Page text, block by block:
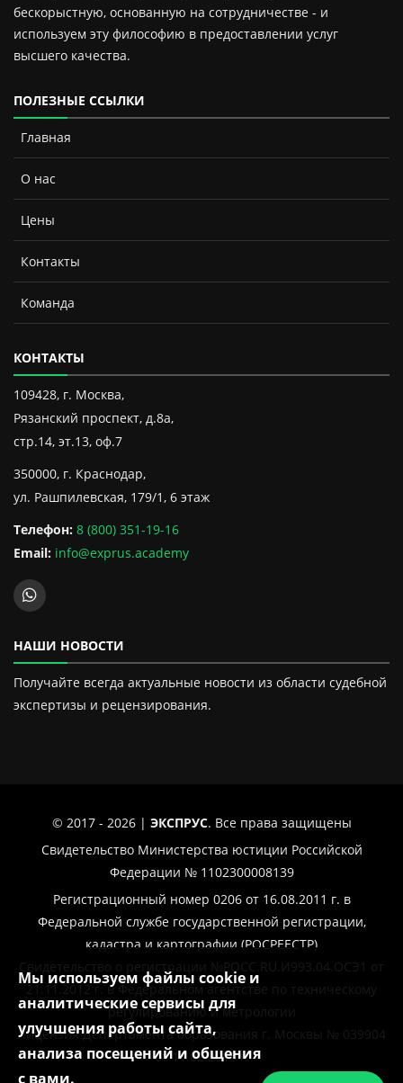
бескорыстную, основанную на сотрудничестве - и
используем эту философию в предоставлении услуг
высшего качества.
ПОЛЕЗНЫЕ ССЫЛКИ
Главная
О нас
Цены
Контакты
Команда
КОНТАКТЫ
109428, г. Москва,
Рязанский проспект, д.8а,
стр.14, эт.13, оф.7
350000, г. Краснодар,
ул. Рашпилевская, 179/1, 6 этаж
Телефон: 8 (800) 351-19-16
Email: info@exprus.academy
НАШИ НОВОСТИ
Получайте всегда актуальные новости из области судебной
экспертизы и рецензирования.
© 2017 - 2026 | ЭКСПРУС. Все права защищены
Свидетельство Министерства юстиции Российской
Федерации № 1102300008139
Регистрационный номер 0206 от 16.08.2011 г. в
Федеральной службе государственной регистрации,
кадастра и картографии (РОСРЕЕСТР)
Свидетельство о регистрации №РОСС.RU.И993.04.ОСЭ1 от
21.11.2012 г. в Федеральном агентстве по техническому
регулированию и метрологии
Лицензия Департамента образования г. Москвы № 039904
от 11.02.2019 г.
Мы используем файлы cookie и
аналитические сервисы для
улучшения работы сайта,
анализа посещений и общения
с вами.